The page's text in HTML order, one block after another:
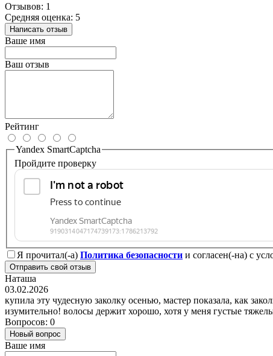
Отзывов: 1
Средняя оценка: 5
Написать отзыв
Ваше имя
Ваш отзыв
Рейтинг
Yandex SmartCaptcha
Пройдите проверку
Я прочитал(-а) Политика безопасности и согласен(-на) с
Отправить свой отзыв
Наташа
03.02.2026
купила эту чудесную заколку осенью, мастер показала, как
изумительно! волосы держит хорошо, хотя у меня густые
Вопросов: 0
Новый вопрос
Ваше имя